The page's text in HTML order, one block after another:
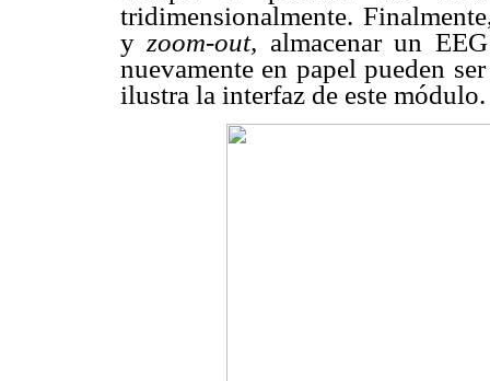
tridimensionalmente.
yzoom-out, almacenar un
nuevamente en papel pueden
ilustra la interfaz de este módulo.